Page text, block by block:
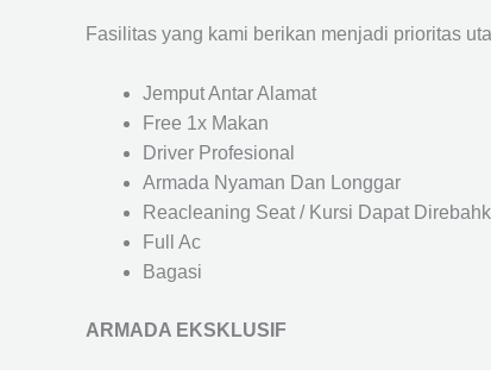
Fasilitas yang kami berikan menjadi prioritas
Jemput Antar Alamat
Free 1x Makan
Driver Profesional
Armada Nyaman Dan Longgar
Reacleaning Seat / Kursi Dapat
Full Ac
Bagasi
ARMADA EKSKLUSIF